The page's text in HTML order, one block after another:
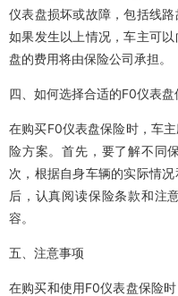
仪表盘损坏或故障，包括线
如果发生以上情况，车主可
盘的费用将由保险公司承担。
四、如何选择合适的F0仪表盘
在购买F0仪表盘保险时，车
险方案。首先，要了解不同
次，根据自身车辆的实际情
后，认真阅读保险条款和注
容。
五、注意事项
在购买和使用F0仪表盘保险